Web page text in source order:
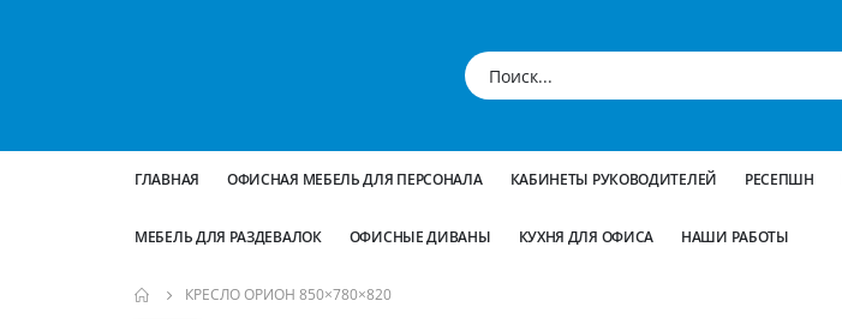
ГЛАВНАЯ ОФИСНАЯ МЕБЕЛЬ ДЛЯ ПЕРСОНАЛА КАБИНЕТЫ РУКОВОДИТЕЛЕЙ РЕСЕПШН
МЕБЕЛЬ ДЛЯ РАЗДЕВАЛОК ОФИСНЫЕ ДИВАНЫ КУХНЯ ДЛЯ ОФИСА НАШИ РАБОТЫ
КРЕСЛО ОРИОН 850×780×820